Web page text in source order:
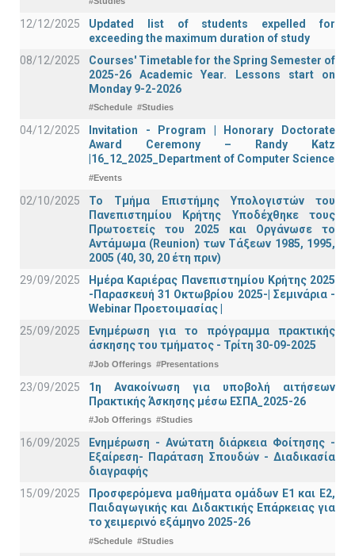
12/12/2025
Updated list of students expelled for
exceeding the maximum duration of study
08/12/2025
Courses' Timetable for the Spring Semester of
2025-26 Academic Year. Lessons start on
Monday 9-2-2026
#Schedule #Studies
04/12/2025
Invitation - Program | Honorary Doctorate
Award Ceremony – Randy Katz
|16_12_2025_Department of Computer Science
#Events
02/10/2025
Το Τμήμα Επιστήμης Υπολογιστών του
Πανεπιστημίου Κρήτης Υποδέχθηκε τους
Πρωτοετείς του 2025 και Οργάνωσε το
Αντάμωμα (Reunion) των Τάξεων 1985, 1995,
2005 (40, 30, 20 έτη πριν)
29/09/2025
Ημέρα Καριέρας Πανεπιστημίου Κρήτης 2025
-Παρασκευή 31 Οκτωβρίου 2025-| Σεμινάρια -
Webinar Προετοιμασίας |
25/09/2025
Ενημέρωση για το πρόγραμμα πρακτικής
άσκησης του τμήματος - Τρίτη 30-09-2025
#Job Offerings #Presentations
23/09/2025
1η Ανακοίνωση για υποβολή αιτήσεων
Πρακτικής Άσκησης μέσω ΕΣΠΑ_2025-26
#Job Offerings #Studies
16/09/2025
Ενημέρωση - Ανώτατη διάρκεια Φοίτησης -
Εξαίρεση- Παράταση Σπουδών - Διαδικασία
διαγραφής
15/09/2025
Προσφερόμενα μαθήματα ομάδων Ε1 και Ε2,
Παιδαγωγικής και Διδακτικής Επάρκειας για
το χειμερινό εξάμηνο 2025-26
#Schedule #Studies